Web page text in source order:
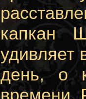
капкан
удивляет
день, о
времени,